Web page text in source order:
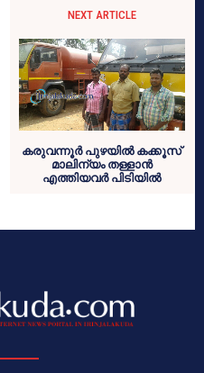
NEXT ARTICLE
കരുവന്നൂര്‍ പുഴയില്‍ കക്കൂസ്
മാലിന്യം തള്ളാന്‍
എത്തിയവര്‍ പിടിയില്‍